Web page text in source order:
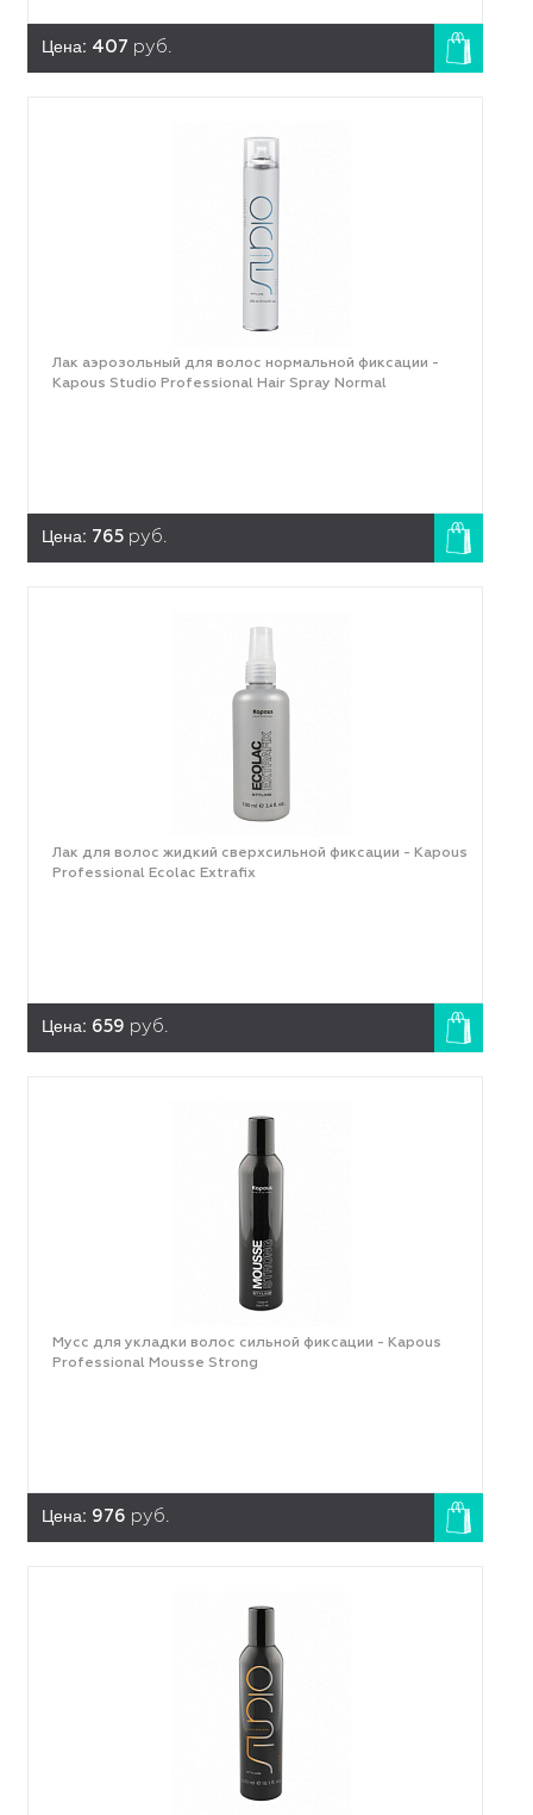
Цена: 407 руб.
Лак аэрозольный для волос нормальной фиксации -
Kapous Studio Professional Hair Spray Normal
Цена: 765 руб.
Лак для волос жидкий сверхсильной фиксации - Kapous
Professional Ecolac Extrafix
Цена: 659 руб.
Мусс для укладки волос сильной фиксации - Kapous
Professional Mousse Strong
Цена: 976 руб.